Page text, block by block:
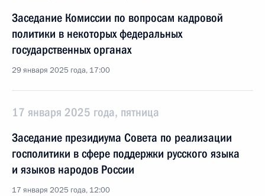
Заседание Комиссии по вопросам кадровой
политики в некоторых федеральных
государственных органах
29 января 2025 года, 17:00
17 января 2025 года, пятница
Заседание президиума Совета по реализации
госполитики в сфере поддержки русского языка
и языков народов России
17 января 2025 года, 12:00